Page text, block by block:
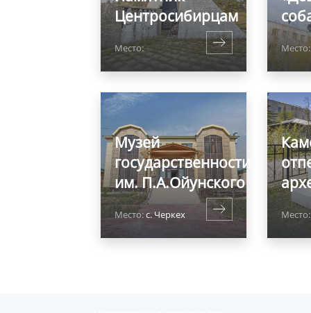
Центросибирцам
Место: Место:
Музей
государственности
им. П.А.Ойунского
Место:с. Черкех Место: